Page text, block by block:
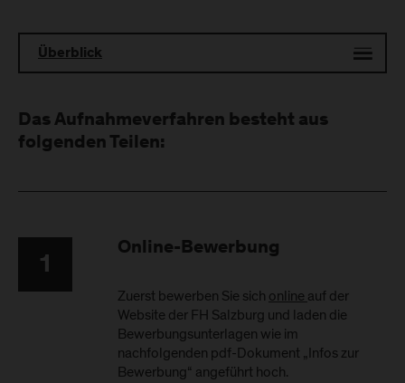
Überblick
Das Aufnahmeverfahren besteht aus
folgenden Teilen:
1
Online-Bewerbung
Zuerst bewerben Sie sich online auf der
Website der FH Salzburg und laden die
Bewerbungsunterlagen wie im
nachfolgenden pdf-Dokument „Infos zur
Bewerbung“ angeführt hoch.